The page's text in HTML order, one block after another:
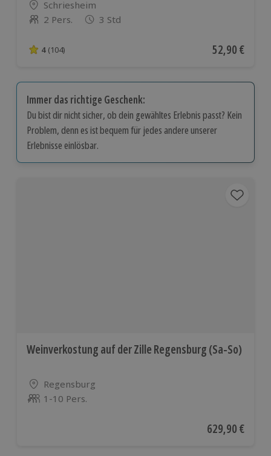
Standort
Schriesheim
Anzahl der Teilnehmer
2 Pers. 3 Std
4 von 5 Sternen basierend auf 104 Bewertungen
4 (104) Aktueller
52,90 €
Immer das richtige Geschenk:
Du bist dir nicht sicher, ob dein gewähltes Erlebnis passt? Kein
Problem, denn es ist bequem für jedes andere unserer
Erlebnisse einlösbar.
Weinverkostung auf der Zille Regensburg (Sa-So)
Standort
Regensburg
Anzahl der Teilnehmer
1-10 Pers.
Aktueller Preis
629,90 €